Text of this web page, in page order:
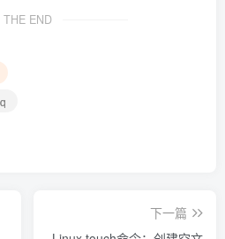
THE END
下一篇